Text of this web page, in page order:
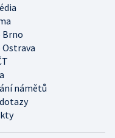
Brno
námětů